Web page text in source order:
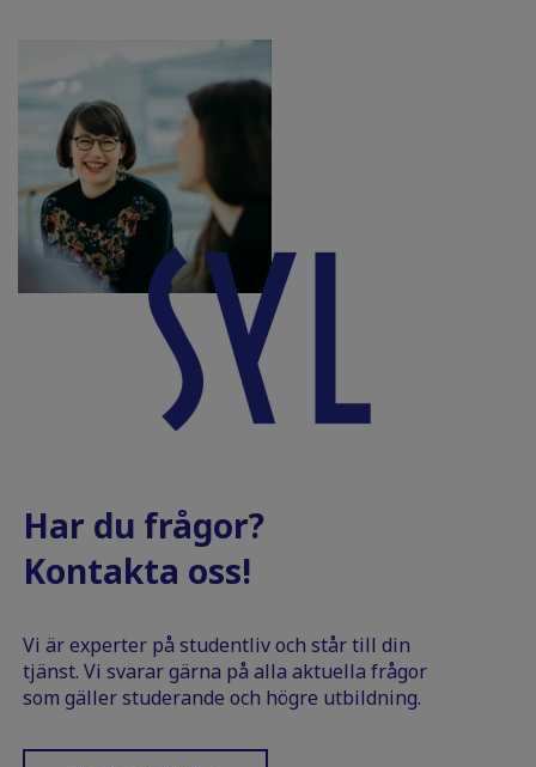
Har du frågor?
Kontakta oss!
Vi är experter på studentliv och står till din
tjänst. Vi svarar gärna på alla aktuella frågor
som gäller studerande och högre utbildning.